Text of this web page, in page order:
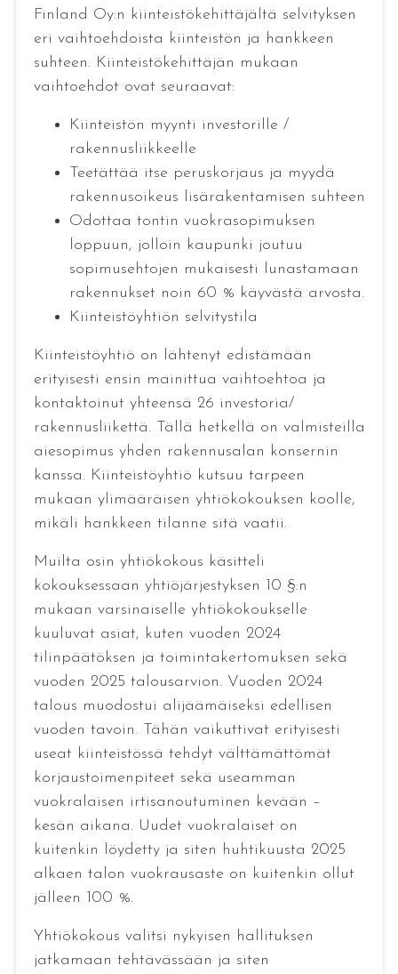
Finland Oy:n kiinteistökehittäjältä selvityksen
eri vaihtoehdoista kiinteistön ja hankkeen
suhteen. Kiinteistökehittäjän mukaan
vaihtoehdot ovat seuraavat:
Kiinteistön myynti investorille /
rakennusliikkeelle
Teetättää itse peruskorjaus ja myydä
rakennusoikeus lisärakentamisen suhteen
Odottaa tontin vuokrasopimuksen
loppuun, jolloin kaupunki joutuu
sopimusehtojen mukaisesti lunastamaan
rakennukset noin 60 % käyvästä arvosta.
Kiinteistöyhtiön selvitystila
Kiinteistöyhtiö on lähtenyt edistämään
erityisesti ensin mainittua vaihtoehtoa ja
kontaktoinut yhteensä 26 investoria/
rakennusliikettä. Tällä hetkellä on valmisteilla
aiesopimus yhden rakennusalan konsernin
kanssa. Kiinteistöyhtiö kutsuu tarpeen
mukaan ylimääräisen yhtiökokouksen koolle,
mikäli hankkeen tilanne sitä vaatii.
Muilta osin yhtiökokous käsitteli
kokouksessaan yhtiöjärjestyksen 10 §:n
mukaan varsinaiselle yhtiökokoukselle
kuuluvat asiat, kuten vuoden 2024
tilinpäätöksen ja toimintakertomuksen sekä
vuoden 2025 talousarvion. Vuoden 2024
talous muodostui alijäämäiseksi edellisen
vuoden tavoin. Tähän vaikuttivat erityisesti
useat kiinteistössä tehdyt välttämättömät
korjaustoimenpiteet sekä useamman
vuokralaisen irtisanoutuminen kevään –
kesän aikana. Uudet vuokralaiset on
kuitenkin löydetty ja siten huhtikuusta 2025
alkaen talon vuokrausaste on kuitenkin ollut
jälleen 100 %.
Yhtiökokous valitsi nykyisen hallituksen
jatkamaan tehtävässään ja siten